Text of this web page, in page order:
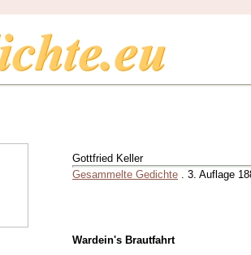
Gottfried Keller
Gesammelte Gedichte . 3. Auflage
Wardein's Brautfahrt